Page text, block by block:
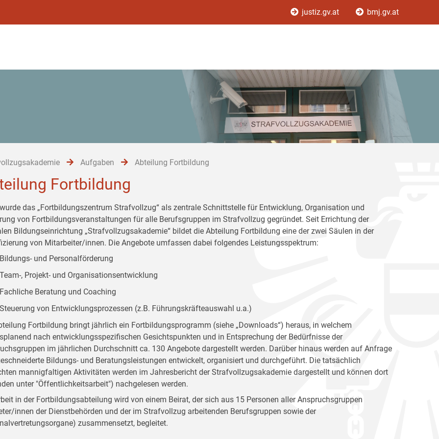
justiz.gv.at bmj.gv.at
Aufgaben Abteilung Fortbildung
Fortbildung
das „Fortbildungszentrum Strafvollzug“ als zentrale Schnittstelle für Entwicklung, Organisation und
von Fortbildungsveranstaltungen für alle Berufsgruppen im Strafvollzug gegründet. Seit Errichtung der
Bildungseinrichtung „Strafvollzugsakademie“ bildet die Abteilung Fortbildung eine der zwei Säulen in der
von Mitarbeiter/innen. Die Angebote umfassen dabei folgendes Leistungsspektrum:
Bildungs- und Personalförderung
Team-, Projekt- und Organisationsentwicklung
Fachliche Beratung und Coaching
Steuerung von Entwicklungsprozessen (z.B. Führungskräfteauswahl u.a.)
Fortbildung bringt jährlich ein Fortbildungsprogramm (siehe „Downloads“) heraus, in welchem
nach entwicklungsspezifischen Gesichtspunkten und in Entsprechung der Bedürfnisse der
im jährlichen Durchschnitt ca. 130 Angebote dargestellt werden. Darüber hinaus werden auf Anfrage
Bildungs- und Beratungsleistungen entwickelt, organisiert und durchgeführt. Die tatsächlich
mannigfaltigen Aktivitäten werden im Jahresbericht der Strafvollzugsakademie dargestellt und können dort
unter "Öffentlichkeitsarbeit") nachgelesen werden.
in der Fortbildungsabteilung wird von einem Beirat, der sich aus 15 Personen aller Anspruchsgruppen
innen der Dienstbehörden und der im Strafvollzug arbeitenden Berufsgruppen sowie der
zusammensetzt, begleitet.